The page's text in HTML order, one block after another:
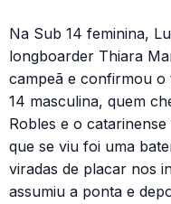
Na Sub 14 feminina,
longboarder Thiara
campeã e confirmou o
14 masculina, quem
Robles e o
que se viu foi uma
viradas de placar nos
assumiu a ponta e